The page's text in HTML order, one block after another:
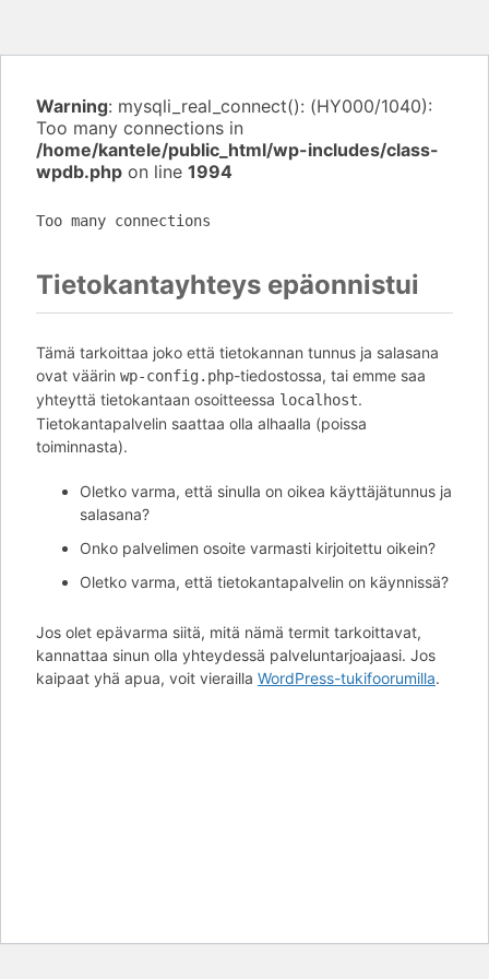
Warning: mysqli_real_connect(): (HY000/1040):
Too many connections in
/home/kantele/public_html/wp-includes/class-
wpdb.php on line 1994
Too many connections
Tietokantayhteys epäonnistui
Tämä tarkoittaa joko että tietokannan tunnus ja salasana
ovat väärin wp-config.php-tiedostossa, tai emme saa
yhteyttä tietokantaan osoitteessa localhost.
Tietokantapalvelin saattaa olla alhaalla (poissa
toiminnasta).
Oletko varma, että sinulla on oikea käyttäjätunnus ja
salasana?
Onko palvelimen osoite varmasti kirjoitettu oikein?
Oletko varma, että tietokantapalvelin on käynnissä?
Jos olet epävarma siitä, mitä nämä termit tarkoittavat,
kannattaa sinun olla yhteydessä palveluntarjoajaasi. Jos
kaipaat yhä apua, voit vierailla WordPress-tukifoorumilla.